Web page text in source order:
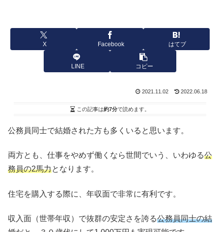
X Facebook はてブ
LINE コピー
2021.11.02 2022.06.18
この記事は約7分で読めます。
公務員同士で結婚された方も多くいると思います。
両方とも、仕事をやめず働くなら世間でいう、いわゆる公
務員の2馬力となります。
住宅を購入する際に、年収面で非常に有利です。
収入面（世帯年収）で抜群の安定さを誇る公務員同士の結